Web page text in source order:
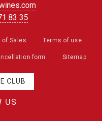
83 35
of Sales Terms of use
form Sitemap
CLUB
US